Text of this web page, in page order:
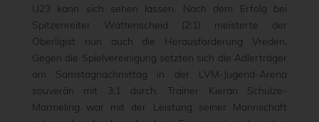
U23 kann sich sehen lassen. Nach dem Erfolg bei
Spitzenreiter Wattenscheid (2:1) meisterte der
Oberligist nun auch die Herausforderung Vreden.
Gegen die Spielvereinigung setzten sich die Adlerträger
am Samstagnachmittag in der LVM-Jugend-Arena
souverän mit 3:1 durch. Trainer Kieran Schulze-
Marmeling war mit der Leistung seiner Mannschaft